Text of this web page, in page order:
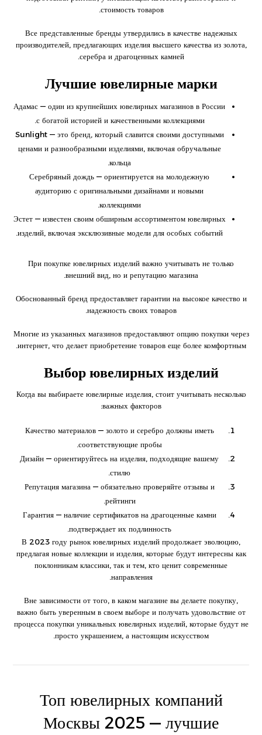
стоимость товаров.
Все представленные бренды утвердились в качестве надежных
производителей, предлагающих изделия высшего качества из золота,
серебра и драгоценных камней.
Лучшие ювелирные марки
Адамас — один из крупнейших ювелирных магазинов в России
с богатой историей и качественными коллекциями.
Sunlight — это бренд, который славится своими доступными
ценами и разнообразными изделиями, включая обручальные
кольца.
Серебряный дождь — ориентируется на молодежную
аудиторию с оригинальными дизайнами и новыми
коллекциями.
Эстет — известен своим обширным ассортиментом ювелирных
изделий, включая эксклюзивные модели для особых событий.
При покупке ювелирных изделий важно учитывать не только
внешний вид, но и репутацию магазина.
Обоснованный бренд предоставляет гарантии на высокое качество и
надежность своих товаров.
Многие из указанных магазинов предоставляют опцию покупки через
интернет, что делает приобретение товаров еще более комфортным.
Выбор ювелирных изделий
Когда вы выбираете ювелирные изделия, стоит учитывать несколько
важных факторов:
Качество материалов — золото и серебро должны иметь
соответствующие пробы.
Дизайн — ориентируйтесь на изделия, подходящие вашему
стилю.
Репутация магазина — обязательно проверяйте отзывы и
рейтинги.
Гарантия — наличие сертификатов на драгоценные камни
подтверждает их подлинность.
В 2023 году рынок ювелирных изделий продолжает эволюцию,
предлагая новые коллекции и изделия, которые будут интересны как
поклонникам классики, так и тем, кто ценит современные
направления.
Вне зависимости от того, в каком магазине вы делаете покупку,
важно быть уверенным в своем выборе и получать удовольствие от
процесса покупки уникальных ювелирных изделий, которые будут не
просто украшением, а настоящим искусством.
Топ ювелирных компаний
Москвы 2025 — лучшие